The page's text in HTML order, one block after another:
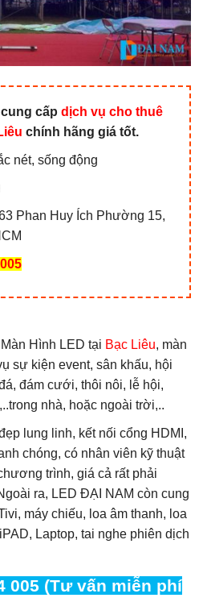
cấp dịch vụ cho thuê
chính hãng giá tốt.
nét, sống động
Phan Huy Ích Phường 15,
Hình LED tại Bạc Liêu, màn
sự kiện event, sân khấu, hội
đám cưới, thôi nôi, lễ hội,
nhà, hoặc ngoài trời,..
lung linh, kết nối cổng HDMI,
chóng, có nhân viên kỹ thuật
trình, giá cả rất phải
ra, LED ĐẠI NAM còn cung
máy chiếu, loa âm thanh, loa
Laptop, tai nghe phiên dịch
005 (Tư vấn miễn phí